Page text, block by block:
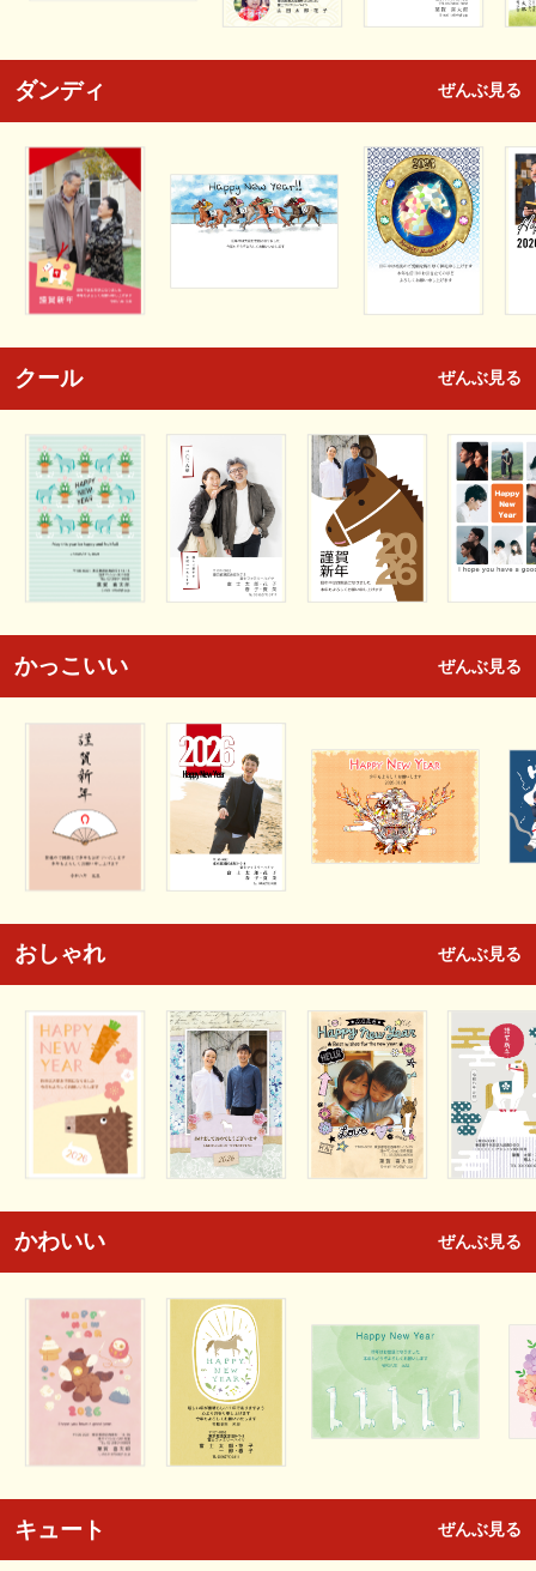
ダンディ ぜんぶ見る
クール ぜんぶ見る
かっこいい ぜんぶ見る
おしゃれ ぜんぶ見る
かわいい ぜんぶ見る
キュート ぜんぶ見る